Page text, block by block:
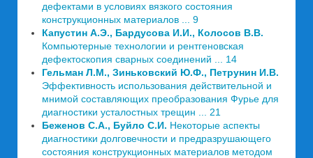
дефектами в условиях вязкого состояния
конструкционных материалов ... 9
Капустин А.Э., Бардусова И.И., Колосов В.В.
Компьютерные технологии и рентгеновская
дефектоскопия сварных соединений ... 14
Гельман Л.М., Зиньковский Ю.Ф., Петрунин И.В.
Эффективность использования действительной и
мнимой составляющих преобразования Фурье для
диагностики усталостных трещин ... 21
Беженов С.А., Буйло С.И. Некоторые аспекты
диагностики долговечности и предразрушающего
состояния конструкционных материалов методом